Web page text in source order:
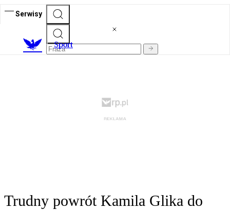
Serwisy
Sport
Trudny powrót Kamila Glika do